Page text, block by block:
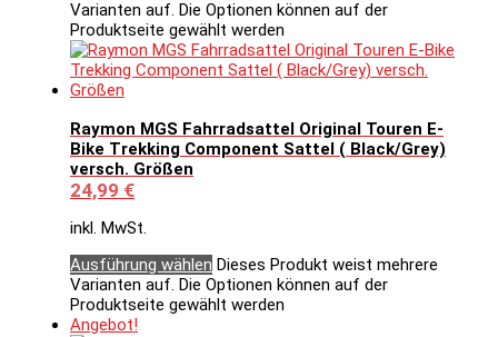
Varianten auf. Die Optionen können auf der
Produktseite gewählt werden
Raymon MGS Fahrradsattel Original Touren E-
Bike Trekking Component Sattel ( Black/Grey)
versch. Größen
24,99 €
inkl. MwSt.
Ausführung wählen Dieses Produkt weist mehrere
Varianten auf. Die Optionen können auf der
Produktseite gewählt werden
Angebot!